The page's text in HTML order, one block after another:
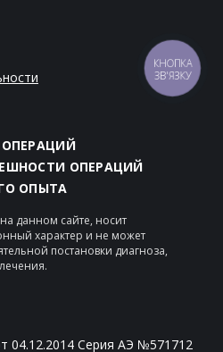
ОПЕРАЦИЙ
ОПЕРАЦИЙ
ОПЫТА
данном сайте, носит
характер и не может
постановки диагноза,
04.12.2014 Серия АЭ №571712
КНОПКА
ЗВ'ЯЗКУ